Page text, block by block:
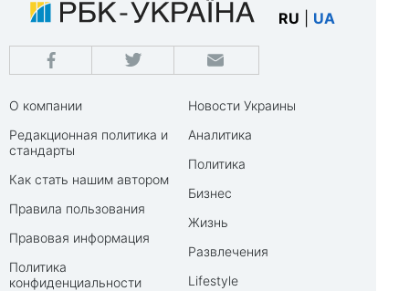
RU UA
О компании
Редакционная политика и
стандарты
Как стать нашим автором
Правила пользования
Правовая информация
Политика
конфиденциальности
Новости Украины
Аналитика
Политика
Бизнес
Жизнь
Развлечения
Lifestyle